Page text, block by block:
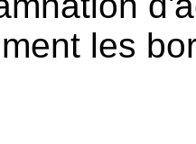
les